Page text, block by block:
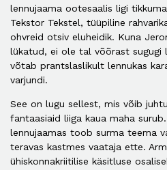
lennujaama ootesaalis ligi
Tekstor Tekstel, tüüpiline
ohvreid otsiv eluheidik. Kuna
lükatud, ei ole tal võõrast sugugi
võtab prantslaslikult lennukas
varjundi.
See on lugu sellest, mis võib
fantaasiaid liiga kaua maha
lennujaamas toob surma teema
teravas kastmes vaataja ette.
ühiskonnakriitilise käsitluse